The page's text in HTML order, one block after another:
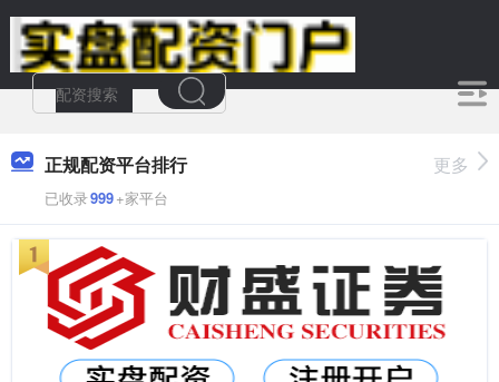
正规配资平台排行
已收录999+家平台
更多